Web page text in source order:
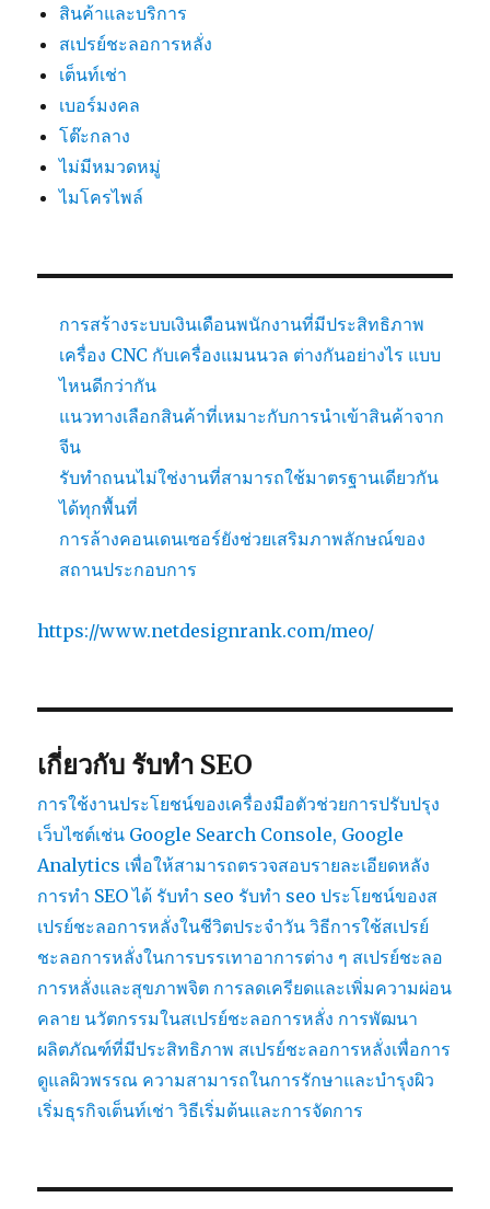
สินค้าและบริการ
สเปรย์ชะลอการหลั่ง
เต็นท์เช่า
เบอร์มงคล
โต๊ะกลาง
ไม่มีหมวดหมู่
ไมโครไพล์
การสร้างระบบเงินเดือนพนักงานที่มีประสิทธิภาพ
เครื่อง CNC กับเครื่องแมนนวล ต่างกันอย่างไร แบบ
ไหนดีกว่ากัน
แนวทางเลือกสินค้าที่เหมาะกับการนำเข้าสินค้าจาก
จีน
รับทำถนนไม่ใช่งานที่สามารถใช้มาตรฐานเดียวกัน
ได้ทุกพื้นที่
การล้างคอนเดนเซอร์ยังช่วยเสริมภาพลักษณ์ของ
สถานประกอบการ
https://www.netdesignrank.com/meo/
เกี่ยวกับ รับทำ SEO
การใช้งานประโยชน์ของเครื่องมือตัวช่วยการปรับปรุง
เว็บไซต์เช่น Google Search Console, Google
Analytics เพื่อให้สามารถตรวจสอบรายละเอียดหลัง
การทำ SEO ได้ รับทำ seo รับทำ seo ประโยชน์ของส
เปรย์ชะลอการหลั่งในชีวิตประจำวัน วิธีการใช้สเปรย์
ชะลอการหลั่งในการบรรเทาอาการต่าง ๆ สเปรย์ชะลอ
การหลั่งและสุขภาพจิต การลดเครียดและเพิ่มความผ่อน
คลาย นวัตกรรมในสเปรย์ชะลอการหลั่ง การพัฒนา
ผลิตภัณฑ์ที่มีประสิทธิภาพ สเปรย์ชะลอการหลั่งเพื่อการ
ดูแลผิวพรรณ ความสามารถในการรักษาและบำรุงผิว
เริ่มธุรกิจเต็นท์เช่า วิธีเริ่มต้นและการจัดการ